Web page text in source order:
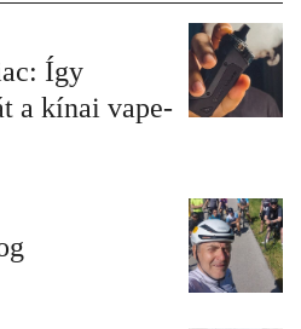
Így
a kínai vape-